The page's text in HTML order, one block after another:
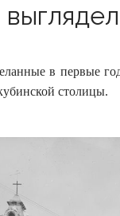
в первые
столицы.